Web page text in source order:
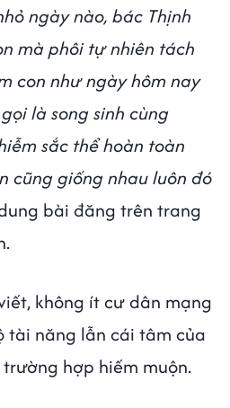
ngày nào, bác Thịnh
mà phôi tự nhiên tách
con như ngày hôm nay
là song sinh cùng
sắc thể hoàn toàn
cũng giống nhau luôn đó
bài đăng trên trang
không ít cư dân mạng
tài năng lẫn cái tâm của
hợp hiếm muộn.